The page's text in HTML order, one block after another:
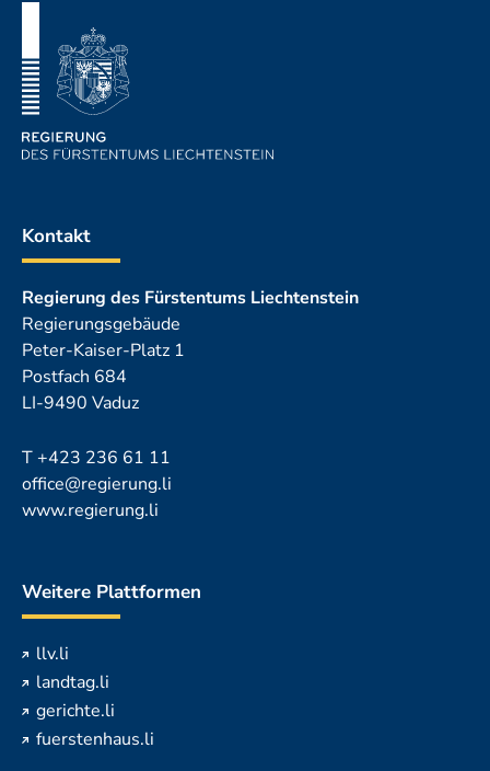
Kontakt
Regierung des Fürstentums Liechtenstein
Regierungsgebäude
Peter-Kaiser-Platz 1
Postfach 684
LI-9490 Vaduz
T+423 236 61 11
office@regierung.li
www.regierung.li
Weitere Plattformen
llv.li
landtag.li
gerichte.li
fuerstenhaus.li